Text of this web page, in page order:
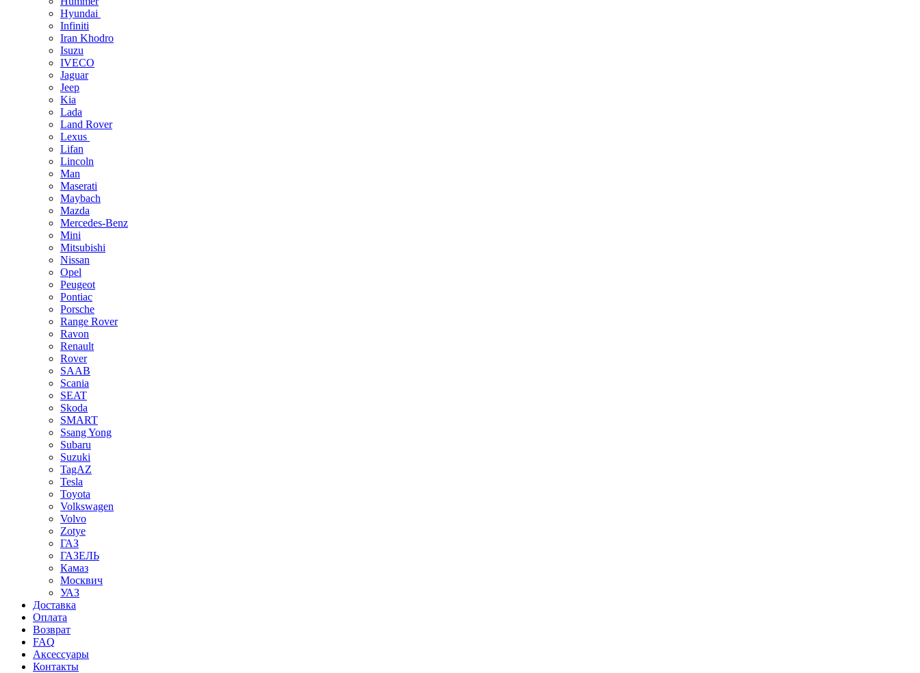
Hyundai
Infiniti
Iran Khodro
Isuzu
IVECO
Jaguar
Jeep
Kia
Lada
Land Rover
Lexus
Lifan
Lincoln
Man
Maserati
Maybach
Mazda
Mercedes-Benz
Mini
Mitsubishi
Nissan
Opel
Peugeot
Pontiac
Porsche
Range Rover
Ravon
Renault
Rover
SAAB
Scania
SEAT
Skoda
SMART
Ssang Yong
Subaru
Suzuki
TagAZ
Tesla
Toyota
Volkswagen
Volvo
Zotye
ГАЗ
ГАЗЕЛЬ
Камаз
Москвич
УАЗ
Доставка
Оплата
Возврат
FAQ
Аксессуары
Контакты